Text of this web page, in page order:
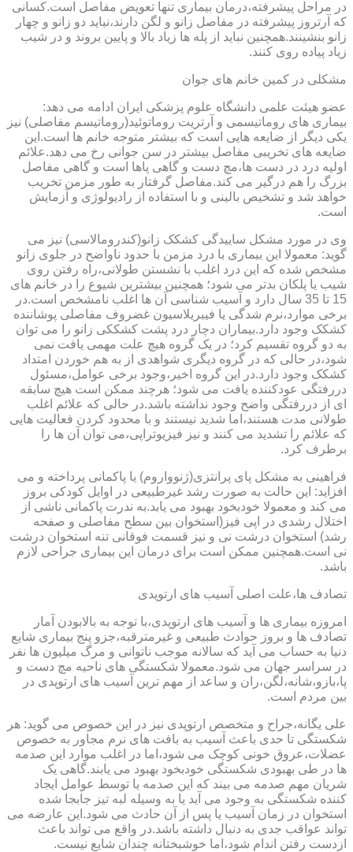
در مراحل پیشرفته،درمان بیماری تنها تعویض مفاصل است.کسانی
که آرتروز پیشرفته در مفاصل زانو و لگن دارند،نباید دو زانو و چهار
زانو بنشینند.همچنین نباید از پله ها زیاد بالا و پایین بروند و در شیب
زیاد پیاده روی کنند.
مشکلی در کمین خانم های جوان
عضو هیئت علمی دانشگاه علوم پزشکی ایران ادامه می دهد:
بیماری های روماتیسمی و آرتریت روماتوئید(روماتیسم مفاصلی) نیز
یکی دیگر از ضایعه هایی است که بیشتر متوجه خانم ها است.این
ضایعه های تخریبی مفاصل بیشتر در سن جوانی رخ می دهد.علائم
اولیه درد در دست ها،مچ دست و گاهی پاها است و گاهی مفاصل
بزرگ را هم درگیر می کند.مفاصل گرفتار به طور مزمن تخریب
خواهد شد و تشخیص بالینی و با استفاده از رادیولوژی و آزمایش
است.
وی در مورد مشکل ساییدگی کشکک زانو(کندرومالاسی) نیز می
گوید: معمولا این بیماری با درد مزمن با حدود ناواضح در جلوی زانو
مشخص شده که این درد اغلب با نشستن طولانی،راه رفتن روی
شیب یا پلکان بدتر می شود؛ همچنین بیشترین شیوع را در خانم های
15 تا 35 سال دارد و آسیب شناسی آن ها اغلب نامشخص است.در
برخی موارد،نرم شدگی یا فیبریلاسیون غضروف مفاصلی پوشاننده
کشکک وجود دارد.بیماران دچار درد پشت کشککی زانو را می توان
به دو گروه تقسیم کرد؛ در یک گروه هیچ علت مهمی یافت نمی
شود،در حالی که در گروه دیگری شواهدی از به هم خوردن امتداد
کشکک وجود دارد.در این گروه اخیر،وجود برخی عوامل،مسئول
دررفتگی عودکننده یافت می شود؛ هرچند ممکن است هیچ سابقه
ای از دررفتگی واضح وجود نداشته باشد.در حالی که علائم اغلب
طولانی مدت هستند،اما شدید نیستند و با محدود کردن فعالیت هایی
که علائم را تشدید می کنند و نیز فیزیوتراپی،می توان آن ها را
برطرف کرد.
فراهینی به مشکل پای پرانتزی(ژنوواروم) یا پاکمانی پرداخته و می
افزاید: این حالت به صورت رشد غیرطبیعی در اوایل کودکی بروز
می کند و معمولا خودبخود بهبود می یابد.به ندرت پاکمانی ناشی از
اختلال رشدی در اپی فیز(استخوان بین سطح مفاصلی و صفحه
رشد) استخوان درشت نی و نیز قسمت فوقانی تنه استخوان درشت
نی است.همچنین ممکن است برای درمان این بیماری جراحی لازم
باشد.
تصادف ها،علت اصلی آسیب های ارتوپدی
امروزه بیماری ها و آسیب های ارتوپدی،با توجه به بالابودن آمار
تصادف ها و بروز حوادث طبیعی و غیرمترقبه،جزو پنج بیماری شایع
دنیا به حساب می آید که سالانه موجب ناتوانی و مرگ میلیون ها نفر
در سراسر جهان می شود.معمولا شکستگی های ناحیه مچ دست و
پا،بازو،شانه،لگن،ران و ساعد از مهم ترین آسیب های ارتوپدی در
بین مردم است.
علی یگانه،جراح و متخصص ارتوپدی نیز در این خصوص می گوید: هر
شکستگی تا حدی باعث آسیب به بافت های نرم مجاور به خصوص
عضلات،عروق خونی کوچک می شود،اما در اغلب موارد این صدمه
ها در طی بهبودی شکستگی خودبخود بهبود می یابند.گاهی یک
شریان مهم صدمه می بیند که این صدمه یا توسط عوامل ایجاد
کننده شکستگی به وجود می آید یا به وسیله لبه تیز جابجا شده
استخوان در زمان آسیب یا پس از آن حادث می شود.این عارضه می
تواند عواقب جدی به دنبال داشته باشد.در واقع می تواند باعث
ازدست رفتن اندام شود،اما خوشبختانه چندان شایع نیست.